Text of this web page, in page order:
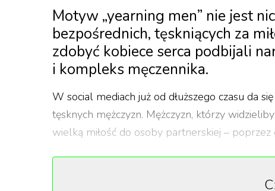
Motyw „yearning men” nie jest
bezpośrednich, tęskniących za
zdobyć kobiece serca podbijali
i kompleks męczennika.
W social mediach już od dłuższego czasu da
tęsknych mężczyzn. Mężczyzn, którzy
wielką miłość do osoby partnerskiej – poprzez